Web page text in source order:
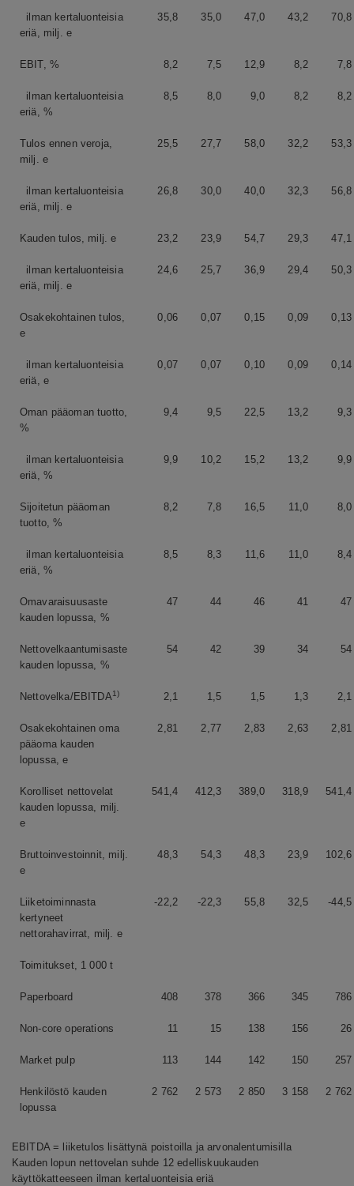
ilman kertaluonteisia
eriä, milj. e
35,8 35,0 47,0 43,2 70,8
EBIT, % 8,2 7,5 12,9 8,2 7,8
ilman kertaluonteisia
eriä, %
8,5 8,0 9,0 8,2 8,2
Tulos ennen veroja,
milj. e
25,5 27,7 58,0 32,2 53,3
ilman kertaluonteisia
eriä, milj. e
26,8 30,0 40,0 32,3 56,8
Kauden tulos, milj. e 23,2 23,9 54,7 29,3 47,1
ilman kertaluonteisia
eriä, milj. e
24,6 25,7 36,9 29,4 50,3
Osakekohtainen tulos,
e
0,06 0,07 0,15 0,09 0,13
ilman kertaluonteisia
eriä, e
0,07 0,07 0,10 0,09 0,14
Oman pääoman tuotto,
%
9,4 9,5 22,5 13,2 9,3
ilman kertaluonteisia
eriä, %
9,9 10,2 15,2 13,2 9,9
Sijoitetun pääoman
tuotto, %
8,2 7,8 16,5 11,0 8,0
ilman kertaluonteisia
eriä, %
8,5 8,3 11,6 11,0 8,4
Omavaraisuusaste
kauden lopussa, %
47 44 46 41 47
Nettovelkaantumisaste
kauden lopussa, %
54 42 39 34 54
Nettovelka/EBITDA1) 2,1 1,5 1,5 1,3 2,1
Osakekohtainen oma
pääoma kauden
lopussa, e
2,81 2,77 2,83 2,63 2,81
Korolliset nettovelat
kauden lopussa, milj.
e
541,4 412,3 389,0 318,9 541,4
Bruttoinvestoinnit, milj.
e
48,3 54,3 48,3 23,9 102,6
Liiketoiminnasta
kertyneet
nettorahavirrat, milj. e
-22,2 -22,3 55,8 32,5 -44,5
Toimitukset, 1 000 t
Paperboard 408 378 366 345 786
Non-core operations 11 15 138 156 26
Market pulp 113 144 142 150 257
Henkilöstö kauden
lopussa
2 762 2 573 2 850 3 158 2 762
EBITDA = liiketulos lisättynä poistoilla ja arvonalentumisilla
Kauden lopun nettovelan suhde 12 edelliskuukauden
käyttökatteeseen ilman kertaluonteisia eriä